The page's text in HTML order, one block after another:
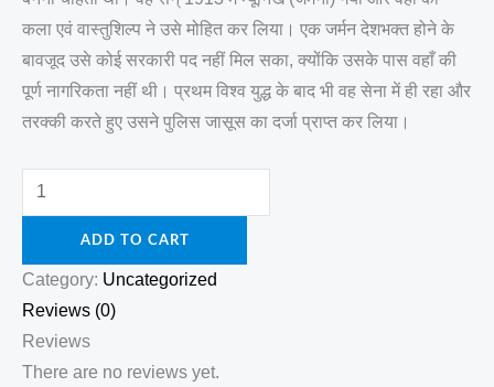
कला एवं वास्तुशिल्प ने उसे मोहित कर लिया। एक जर्मन देशभक्त होने के
बावजूद उसे कोई सरकारी पद नहीं मिल सका, क्योंकि उसके पास वहाँ की
पूर्ण नागरिकता नहीं थी। प्रथम विश्व युद्ध के बाद भी वह सेना में ही रहा और
तरक्की करते हुए उसने पुलिस जासूस का दर्जा प्राप्त कर लिया।
ADD TO CART
Category: Uncategorized
Reviews (0)
Reviews
There are no reviews yet.